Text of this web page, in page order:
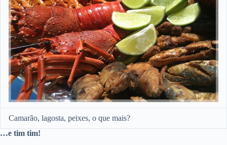
Camarão, lagosta, peixes, o que mais?
…e tim tim!